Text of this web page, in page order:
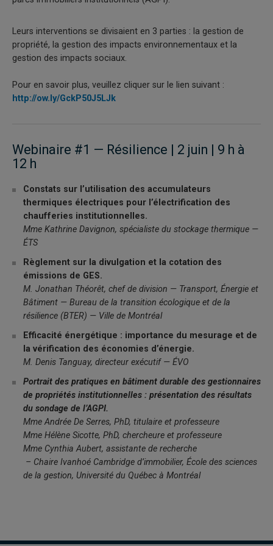
Leurs interventions se divisaient en 3 parties : la gestion de
propriété, la gestion des impacts environnementaux et la
gestion des impacts sociaux.
Pour en savoir plus, veuillez cliquer sur le lien suivant :
http://ow.ly/GckP50J5LJk
Webinaire #1 — Résilience | 2 juin | 9 h à
12 h
Constats sur l’utilisation des accumulateurs
thermiques électriques pour l’électrification des
chaufferies institutionnelles.
Mme Kathrine Davignon, spécialiste du stockage thermique —
ÉTS
Règlement sur la divulgation et la cotation des
émissions de GES.
M. Jonathan Théorêt, chef de division — Transport, Énergie et
Bâtiment — Bureau de la transition écologique et de la
résilience (BTER) — Ville de Montréal
Efficacité énergétique : importance du mesurage et de
la vérification des économies d’énergie.
M. Denis Tanguay, directeur exécutif — ÉVO
Portrait des pratiques en bâtiment durable des gestionnaires
de propriétés institutionnelles : présentation des résultats
du sondage de l’AGPI.
Mme Andrée De Serres, PhD, titulaire et professeure
Mme Hélène Sicotte, PhD, chercheure et professeure
Mme Cynthia Aubert, assistante de recherche
– Chaire Ivanhoé Cambridge d’immobilier, École des sciences
de la gestion, Université du Québec à Montréal